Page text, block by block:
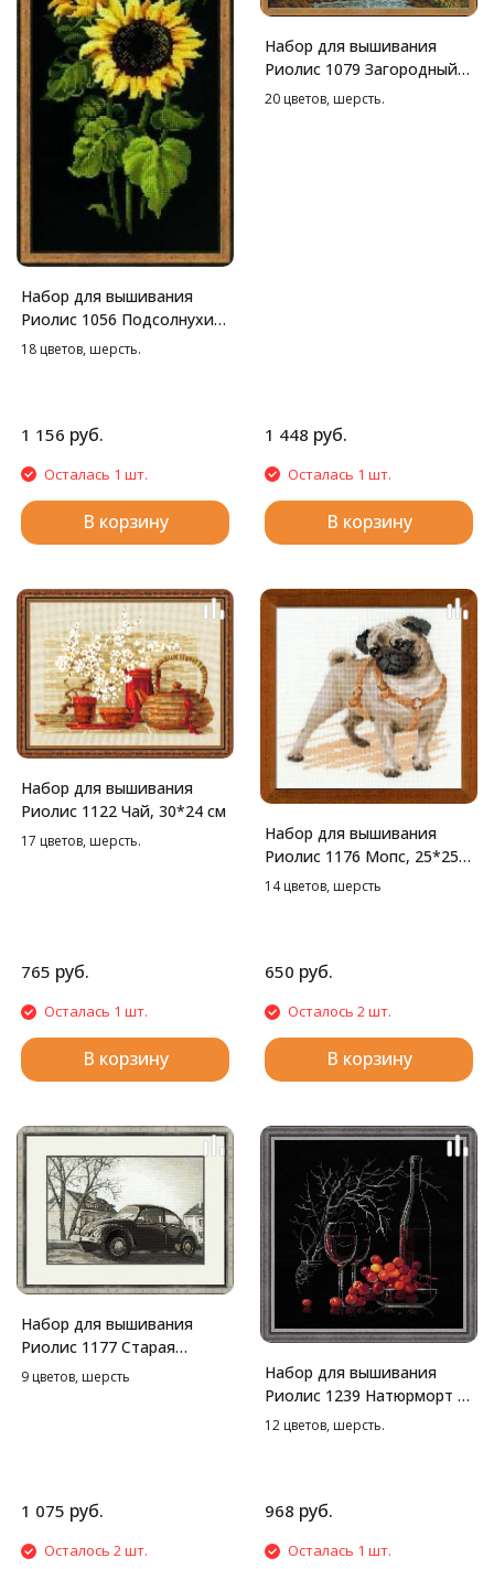
Набор для вышивания
Риолис 1056 Подсолнухи
на черной канве, 25*50 см
18 цветов, шерсть.
1 156 руб.
Осталась 1 шт.
В корзину
Набор для вышивания
Риолис 1079 Загородный
пейзаж. Осень, 38*26 см
20 цветов, шерсть.
1 448 руб.
Осталась 1 шт.
В корзину
Набор для вышивания
Риолис 1122 Чай, 30*24 см
17 цветов, шерсть.
765 руб.
Осталась 1 шт.
В корзину
Набор для вышивания
Риолис 1176 Мопс, 25*25
см
14 цветов, шерсть
650 руб.
Осталось 2 шт.
В корзину
Набор для вышивания
Риолис 1177 Старая
фотография. Жук, 38*26
9 цветов, шерсть
1 075 руб.
Осталось 2 шт.
Набор для вышивания
Риолис 1239 Натюрморт с
красным вином, 30*30 см
12 цветов, шерсть.
968 руб.
Осталась 1 шт.